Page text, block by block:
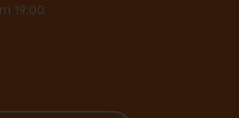
19:00